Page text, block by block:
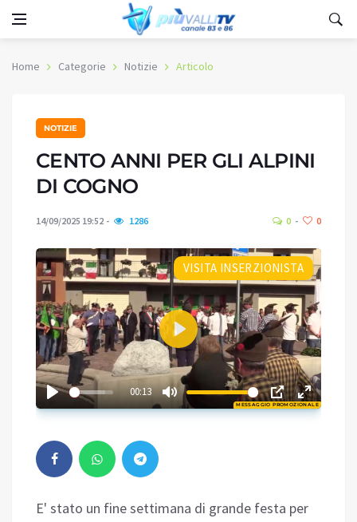
Home Categorie Notizie Articolo
NOTIZIE
CENTO ANNI PER GLI ALPINI
DI COGNO
14/09/2025 19:52 1286 0 0
MESSAGGIO PROMOZIONALE
VISITA INSERZIONISTA
00:13
Play
03:03
E' stato un fine settimana di grande festa per